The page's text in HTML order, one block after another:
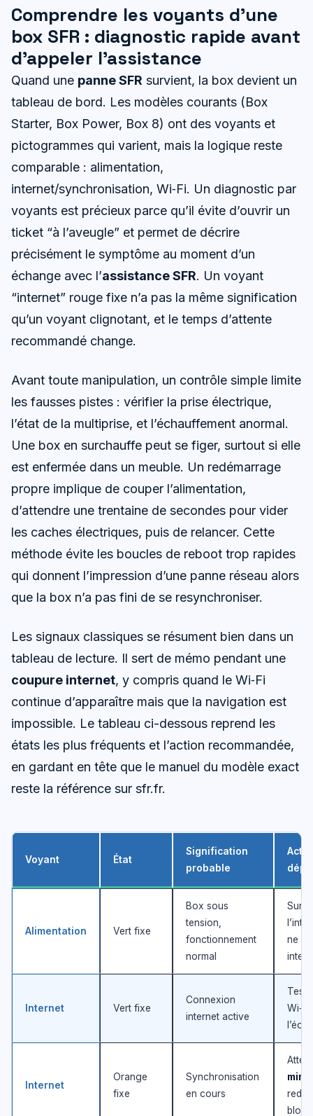
Comprendre les voyants d’une
box SFR : diagnostic rapide avant
d’appeler l’assistance
Quand une panne SFR survient, la box devient un
tableau de bord. Les modèles courants (Box
Starter, Box Power, Box 8) ont des voyants et
pictogrammes qui varient, mais la logique reste
comparable : alimentation,
internet/synchronisation, Wi‑Fi. Un diagnostic par
voyants est précieux parce qu’il évite d’ouvrir un
ticket “à l’aveugle” et permet de décrire
précisément le symptôme au moment d’un
échange avec l’assistance SFR. Un voyant
“internet” rouge fixe n’a pas la même signification
qu’un voyant clignotant, et le temps d’attente
recommandé change.
Avant toute manipulation, un contrôle simple limite
les fausses pistes : vérifier la prise électrique,
l’état de la multiprise, et l’échauffement anormal.
Une box en surchauffe peut se figer, surtout si elle
est enfermée dans un meuble. Un redémarrage
propre implique de couper l’alimentation,
d’attendre une trentaine de secondes pour vider
les caches électriques, puis de relancer. Cette
méthode évite les boucles de reboot trop rapides
qui donnent l’impression d’une panne réseau alors
que la box n’a pas fini de se resynchroniser.
Les signaux classiques se résument bien dans un
tableau de lecture. Il sert de mémo pendant une
coupure internet, y compris quand le Wi‑Fi
continue d’apparaître mais que la navigation est
impossible. Le tableau ci-dessous reprend les
états les plus fréquents et l’action recommandée,
en gardant en tête que le manuel du modèle exact
reste la référence sur sfr.fr.
Voyant État
Signification
probable
Alimentation Vert fixe
Box sous
tension,
fonctionnement
normal
ne
Internet Vert fixe
Connexion
internet active
Internet
Orange
fixe
Synchronisation
en cours